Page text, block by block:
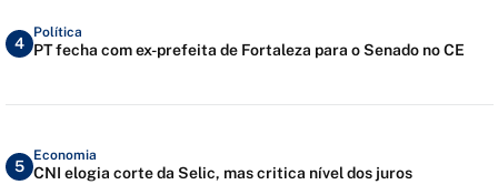
4
Política
PT fecha com ex-prefeita de Fortaleza para o Senado no CE
5
Economia
CNI elogia corte da Selic, mas critica nível dos juros